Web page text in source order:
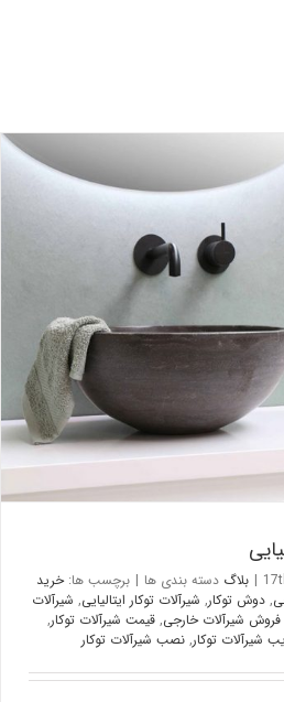
بلاگ
| بلاگدسته بندی ها برچسب ها: خرید
توکار,شیرآلات توکار ایتالیایی,شیرآلات
شیرآلات خارجی,قیمت شیرآلات توکار,
توکار,نصب شیرآلات توکار